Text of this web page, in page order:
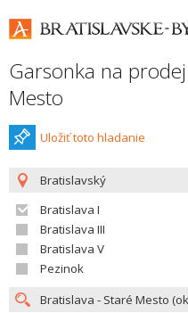
Garsonka na
Mesto
Uložiť toto hladanie
Bratislavský
Bratislava I
Bratislava III
Bratislava V
Pezinok